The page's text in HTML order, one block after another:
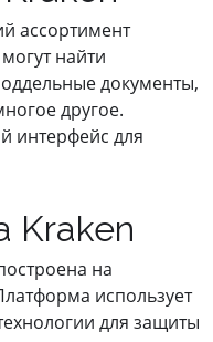
ассортимент
найти
документы,
другое.
интерфейс для
Kraken
на
использует
для защиты